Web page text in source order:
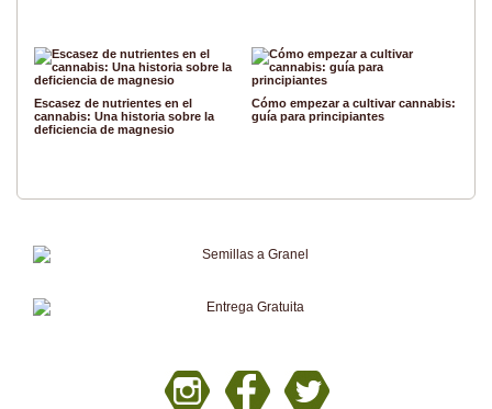
Escasez de nutrientes en el
cannabis: Una historia sobre la
deficiencia de magnesio
Cómo empezar a cultivar cannabis:
guía para principiantes